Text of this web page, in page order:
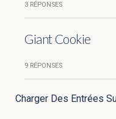
3 RÉPONSES
Giant Cookie
9 RÉPONSES
Charger Des Entrées